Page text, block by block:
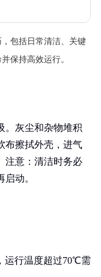
包括日常清洁、关键
保持高效运行。
。灰尘和杂物堆积
布擦拭外壳，进气
注意：清洁时务必
动。
运行温度超过70℃需